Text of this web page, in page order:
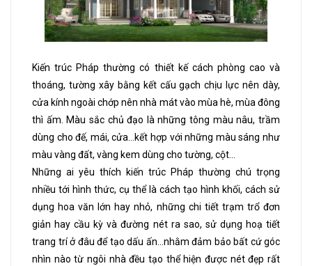
Kiến trúc Pháp thường có thiết kế cách phòng cao và
thoáng, tường xây bằng kết cấu gạch chịu lực nên dày,
cửa kính ngoài chớp nên nhà mát vào mùa hè, mùa đông
thì ấm. Màu sắc chủ đạo là những tông màu nâu, trầm
dùng cho đế, mái, cửa…kết hợp với những màu sáng như
màu vàng đất, vàng kem dùng cho tường, cột…
Những ai yêu thích kiến trúc Pháp thường chú trọng
nhiều tới hình thức, cụ thể là cách tạo hình khối, cách sử
dụng hoa văn lớn hay nhỏ, những chi tiết trạm trổ đơn
giản hay cầu kỳ và đường nét ra sao, sử dụng hoạ tiết
trang trí ở đâu để tạo dấu ấn…nhằm đảm bảo bất cứ góc
nhìn nào từ ngôi nhà đều tạo thể hiện được nét đẹp rất